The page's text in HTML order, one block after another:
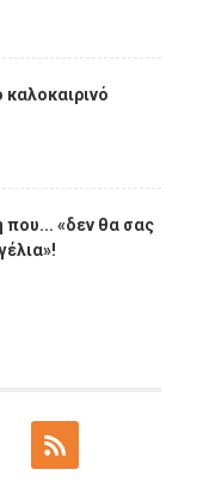
που... «δεν θα σας